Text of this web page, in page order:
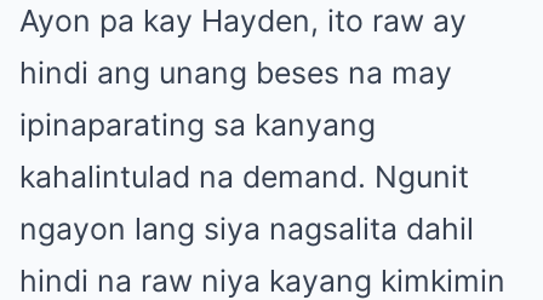
Ayon pa kay Hayden, ito raw ay
hindi ang unang beses na may
ipinaparating sa kanyang
kahalintulad na demand. Ngunit
ngayon lang siya nagsalita dahil
hindi na raw niya kayang kimkimin